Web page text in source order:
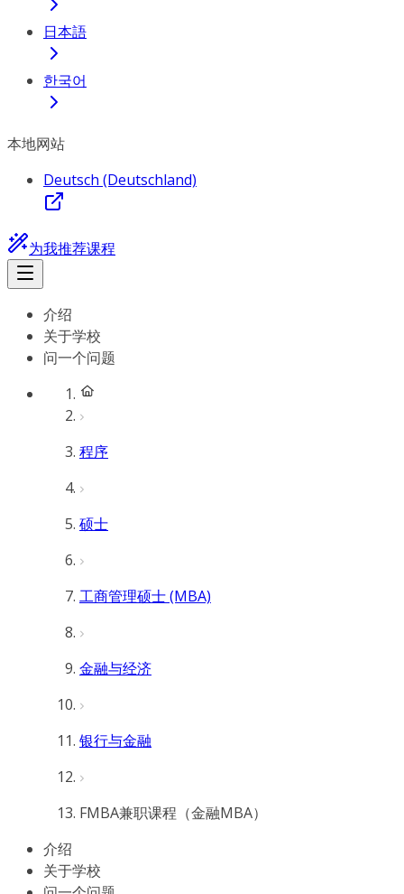
日本語
한국어
本地网站
Deutsch (Deutschland)
为我推荐课程
介绍
关于学校
问一个问题
程序
硕士
工商管理硕士 (MBA)
金融与经济
银行与金融
FMBA兼职课程（金融MBA）
介绍
关于学校